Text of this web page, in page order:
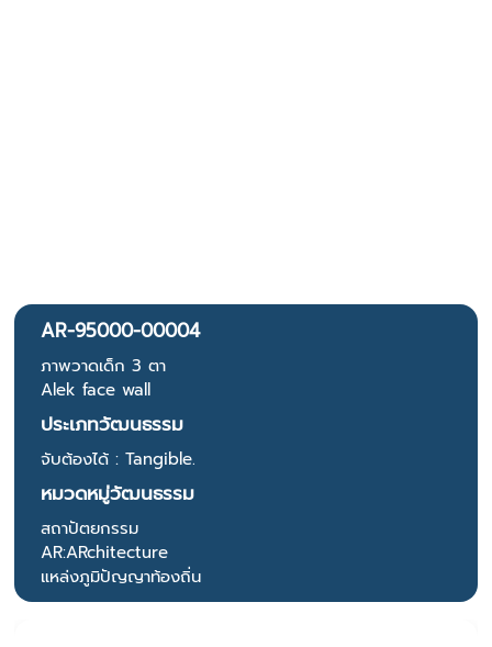
AR-95000-00004
ภาพวาดเด็ก 3 ตา
Alek face wall
ประเภทวัฒนธรรม
จับต้องได้ : Tangible.
หมวดหมู่วัฒนธรรม
สถาปัตยกรรม
AR:ARchitecture
แหล่งภูมิปัญญาท้องถิ่น